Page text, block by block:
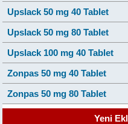
Upslack 50 mg 40 Tablet
Upslack 50 mg 80 Tablet
Upslack 100 mg 40 Tablet
Zonpas 50 mg 40 Tablet
Zonpas 50 mg 80 Tablet
Yeni